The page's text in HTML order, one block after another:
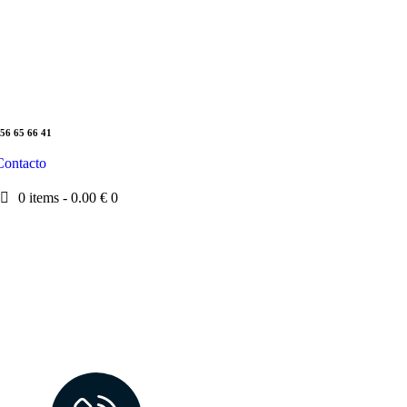
65 66 41
0 items -0.00 € 0